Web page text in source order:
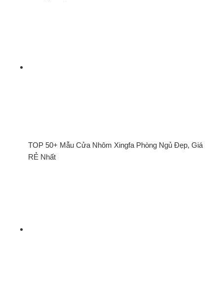
TOP 50+ Mẫu Cửa Nhôm Xingfa Phòng Ngủ Đẹp, Giá
RẺ Nhất